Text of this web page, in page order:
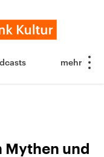
Mythen und